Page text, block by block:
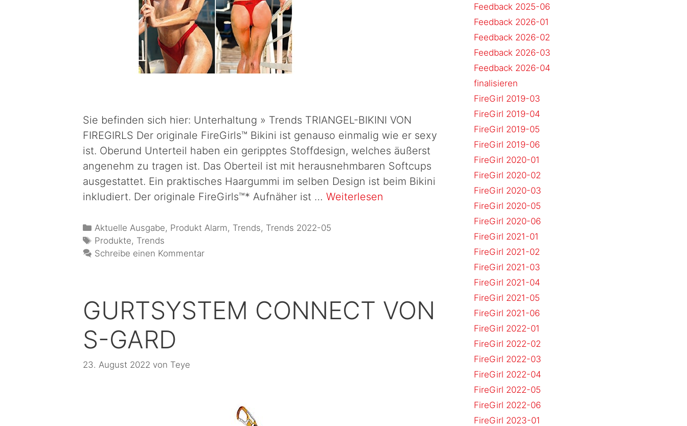
Sie befinden sich hier: Unterhaltung » Trends TRIANGEL-BIKINI VON
FIREGIRLS Der originale FireGirls™ Bikini ist genauso einmalig wie er sexy
ist. Oberund Unterteil haben ein geripptes Stoffdesign, welches äußerst
angenehm zu tragen ist. Das Oberteil ist mit herausnehmbaren Softcups
ausgestattet. Ein praktisches Haargummi im selben Design ist beim Bikini
inkludiert. Der originale FireGirls™* Aufnäher ist … Weiterlesen
Aktuelle Ausgabe, Produkt Alarm, Trends, Trends 2022-05
Produkte, Trends
Schreibe einen Kommentar
GURTSYSTEM CONNECT VON
S-GARD
23. August 2022 von Teye
Feedback 2025-06
Feedback 2026-01
Feedback 2026-02
Feedback 2026-03
Feedback 2026-04
finalisieren
FireGirl 2019-03
FireGirl 2019-04
FireGirl 2019-05
FireGirl 2019-06
FireGirl 2020-01
FireGirl 2020-02
FireGirl 2020-03
FireGirl 2020-05
FireGirl 2020-06
FireGirl 2021-01
FireGirl 2021-02
FireGirl 2021-03
FireGirl 2021-04
FireGirl 2021-05
FireGirl 2021-06
FireGirl 2022-01
FireGirl 2022-02
FireGirl 2022-03
FireGirl 2022-04
FireGirl 2022-05
FireGirl 2022-06
FireGirl 2023-01